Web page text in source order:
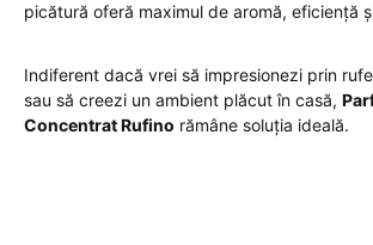
picătură oferă maximul de aromă, eficiență
Indiferent dacă vrei să impresionezi prin
sau să creezi un ambient plăcut în casă,
Concentrat Rufino rămâne soluția ideală.